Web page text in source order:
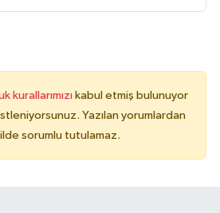
kurallarımızı kabul etmiş bulunuyor
Yazılan yorumlardan
sorumlu tutulamaz.